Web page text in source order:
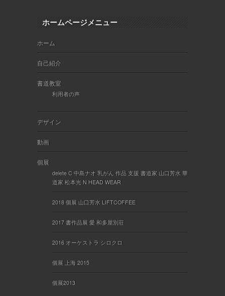
ホームページメニュー
ホーム
自己紹介
書道教室
利用者の声
デザイン
動画
個展
delete C 中島ナオ 乳がん 作品 支援 書道家 山口芳水 華
道家 松本光 N HEAD WEAR
2018 個展 山口芳水 LIFTCOFFEE
2017 書作品展 愛 和多屋別荘
2016 オーケストラ シロクロ
個展 上海 2015
個展2013